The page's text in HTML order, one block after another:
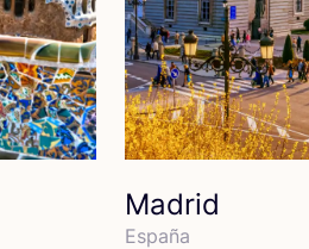
Madrid
Espa­ña